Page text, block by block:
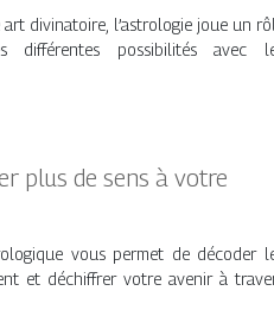
divinatoire, l’astrologie joue un
différentes possibilités avec
plus de sens à votre
vous permet de décoder
et déchiffrer votre avenir à